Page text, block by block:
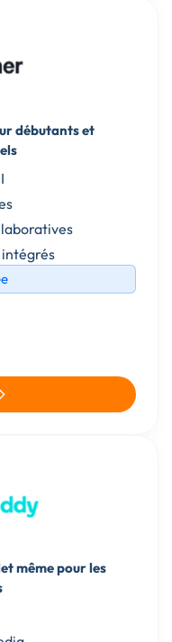
débutants et
intégrés
même pour les